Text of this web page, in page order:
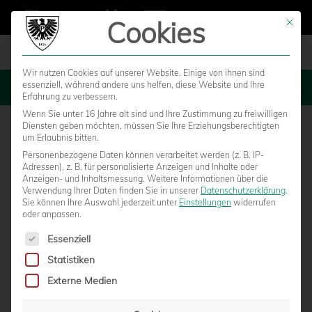
MENU
U23 GEHT MIT SELBSTVERTRAUEN INS
Mit
Cookies
Wir nutzen Cookies auf unserer Website. Einige von ihnen sind
essenziell, während andere uns helfen, diese Website und Ihre
Erfahrung zu verbessern.
Wenn Sie unter 16 Jahre alt sind und Ihre Zustimmung zu freiwilligen
Diensten geben möchten, müssen Sie Ihre Erziehungsberechtigten
um Erlaubnis bitten.
Personenbezogene Daten können verarbeitet werden (z. B. IP-
Adressen), z. B. für personalisierte Anzeigen und Inhalte oder
Anzeigen- und Inhaltsmessung. Weitere Informationen über die
Verwendung Ihrer Daten finden Sie in unserer Datenschutzerklärung.
Sie können Ihre Auswahl jederzeit unter Einstellungen widerrufen
oder anpassen.
Es folgt eine Liste der Service-Gruppen, für die eine
Essenziell
Statistiken
Externe Medien